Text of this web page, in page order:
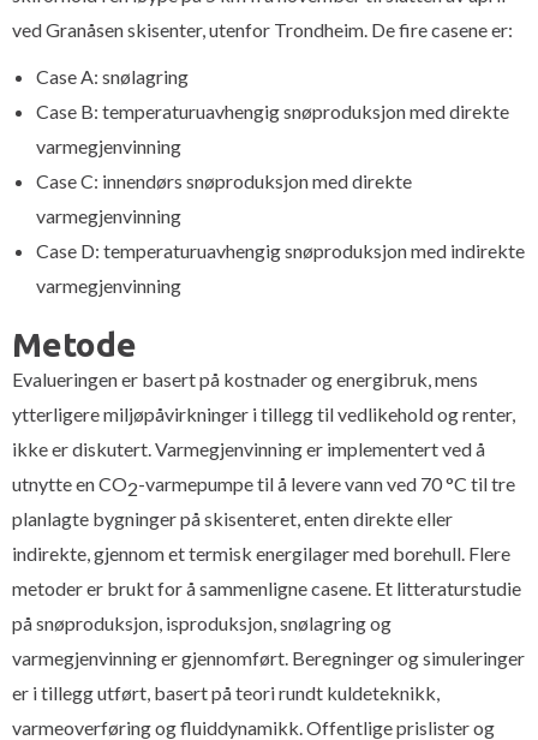
ved Granåsen skisenter, utenfor Trondheim. De fire casene er:
Case A: snølagring
Case B: temperaturuavhengig snøproduksjon med direkte
varmegjenvinning
Case C: innendørs snøproduksjon med direkte
varmegjenvinning
Case D: temperaturuavhengig snøproduksjon med indirekte
varmegjenvinning
Metode
Evalueringen er basert på kostnader og energibruk, mens
ytterligere miljøpåvirkninger i tillegg til vedlikehold og renter,
ikke er diskutert. Varmegjenvinning er implementert ved å
utnytte en CO2-varmepumpe til å levere vann ved 70 °C til tre
planlagte bygninger på skisenteret, enten direkte eller
indirekte, gjennom et termisk energilager med borehull. Flere
metoder er brukt for å sammenligne casene. Et litteraturstudie
på snøproduksjon, isproduksjon, snølagring og
varmegjenvinning er gjennomført. Beregninger og simuleringer
er i tillegg utført, basert på teori rundt kuldeteknikk,
varmeoverføring og fluiddynamikk. Offentlige prislister og